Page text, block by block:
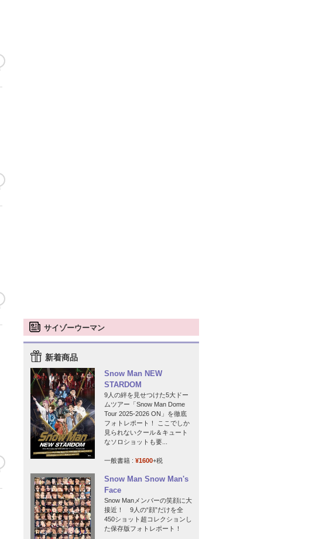
サイゾーウーマン
新着商品
Snow Man NEW
STARDOM
9人の絆を見せつけた5大ドー
ムツアー「Snow Man Dome
Tour 2025-2026 ON」を徹底
フォトレポート！ ここでしか
見られないクール＆キュート
なソロショットも要...
一般書籍 : ¥1600+税
Snow Man Snow Man's
Face
Snow Manメンバーの笑顔に大
接近！ 9人の“顔”だけを全
450ショット超コレクションし
た保存版フォトレポート！